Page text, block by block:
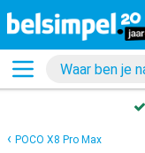
POCO X8 Pro Max